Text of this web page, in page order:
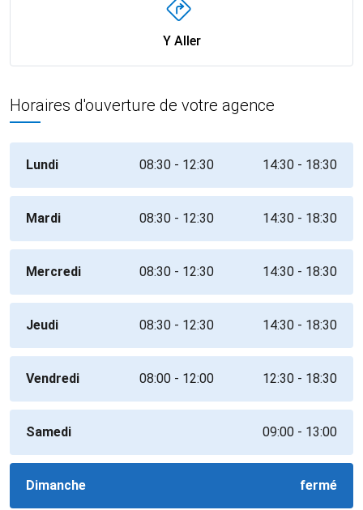
Y Aller
Horaires d'ouverture de votre agence
Lundi 08:30 - 12:30 14:30 - 18:30
Mardi 08:30 - 12:30 14:30 - 18:30
Mercredi 08:30 - 12:30 14:30 - 18:30
Jeudi 08:30 - 12:30 14:30 - 18:30
Vendredi 08:00 - 12:00 12:30 - 18:30
Samedi 09:00 - 13:00
Dimanche fermé